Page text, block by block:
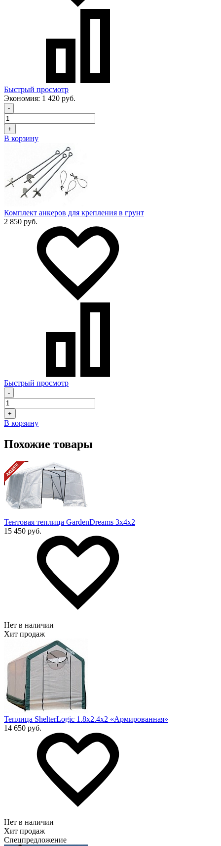
Быстрый просмотр
Экономия: 1 420 руб.
-
+
В корзину
Комплект анкеров для крепления в грунт
2 850 руб.
Быстрый просмотр
-
+
В корзину
Похожие товары
Тентовая теплица GardenDreams 3х4х2
15 450 руб.
Нет в наличии
Хит продаж
Теплица ShelterLogic 1.8х2.4х2 «Армированная»
14 650 руб.
Нет в наличии
Хит продаж
Спецпредложение